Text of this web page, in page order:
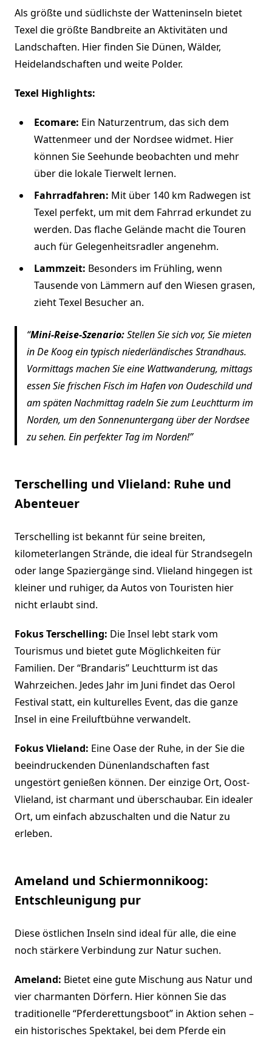
Als größte und südlichste der Watteninseln bietet
Texel die größte Bandbreite an Aktivitäten und
Landschaften. Hier finden Sie Dünen, Wälder,
Heidelandschaften und weite Polder.
Texel Highlights:
Ecomare: Ein Naturzentrum, das sich dem
Wattenmeer und der Nordsee widmet. Hier
können Sie Seehunde beobachten und mehr
über die lokale Tierwelt lernen.
Fahrradfahren: Mit über 140 km Radwegen ist
Texel perfekt, um mit dem Fahrrad erkundet zu
werden. Das flache Gelände macht die Touren
auch für Gelegenheitsradler angenehm.
Lammzeit: Besonders im Frühling, wenn
Tausende von Lämmern auf den Wiesen grasen,
zieht Texel Besucher an.
Mini-Reise-Szenario:Stellen Sie sich vor, Sie mieten
in De Koog ein typisch niederländisches Strandhaus.
Vormittags machen Sie eine Wattwanderung, mittags
essen Sie frischen Fisch im Hafen von Oudeschild und
am späten Nachmittag radeln Sie zum Leuchtturm im
Norden, um den Sonnenuntergang über der Nordsee
zu sehen. Ein perfekter Tag im Norden!
Terschelling und Vlieland: Ruhe und
Abenteuer
Terschelling ist bekannt für seine breiten,
kilometerlangen Strände, die ideal für Strandsegeln
oder lange Spaziergänge sind. Vlieland hingegen ist
kleiner und ruhiger, da Autos von Touristen hier
nicht erlaubt sind.
Fokus Terschelling: Die Insel lebt stark vom
Tourismus und bietet gute Möglichkeiten für
Familien. Der “Brandaris” Leuchtturm ist das
Wahrzeichen. Jedes Jahr im Juni findet das Oerol
Festival statt, ein kulturelles Event, das die ganze
Insel in eine Freiluftbühne verwandelt.
Fokus Vlieland: Eine Oase der Ruhe, in der Sie die
beeindruckenden Dünenlandschaften fast
ungestört genießen können. Der einzige Ort, Oost-
Vlieland, ist charmant und überschaubar. Ein idealer
Ort, um einfach abzuschalten und die Natur zu
erleben.
Ameland und Schiermonnikoog:
Entschleunigung pur
Diese östlichen Inseln sind ideal für alle, die eine
noch stärkere Verbindung zur Natur suchen.
Ameland: Bietet eine gute Mischung aus Natur und
vier charmanten Dörfern. Hier können Sie das
traditionelle “Pferderettungsboot” in Aktion sehen –
ein historisches Spektakel, bei dem Pferde ein